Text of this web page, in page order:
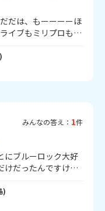
だは、もーーーーほ
イブもミリプロもに
の「いずれ菖蒲か
は神ですよ！なん
なのになんか博
すわぁ。 もねち…
ルンルン…滑舌悪
わ
いちばん好きかな
全員ちゅきな箱推
ころでホロライブや
なところ語ってるの
ではさよなら！
)
みんなの答え： 1件
にブルーロック大好
けだったんですけど
ってます笑、中1に
ロックとかすきな
)